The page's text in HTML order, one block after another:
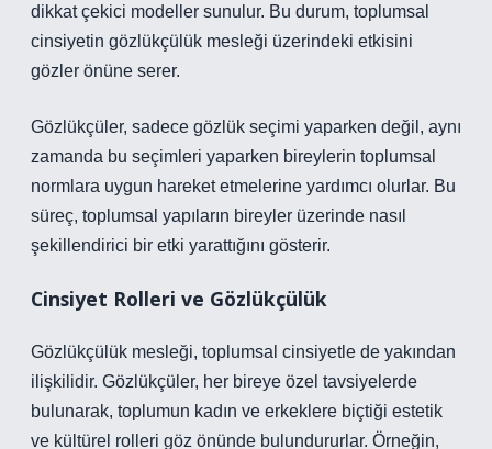
dikkat çekici modeller sunulur. Bu durum, toplumsal
cinsiyetin gözlükçülük mesleği üzerindeki etkisini
gözler önüne serer.
Gözlükçüler, sadece gözlük seçimi yaparken değil, aynı
zamanda bu seçimleri yaparken bireylerin toplumsal
normlara uygun hareket etmelerine yardımcı olurlar. Bu
süreç, toplumsal yapıların bireyler üzerinde nasıl
şekillendirici bir etki yarattığını gösterir.
Cinsiyet Rolleri ve Gözlükçülük
Gözlükçülük mesleği, toplumsal cinsiyetle de yakından
ilişkilidir. Gözlükçüler, her bireye özel tavsiyelerde
bulunarak, toplumun kadın ve erkeklere biçtiği estetik
ve kültürel rolleri göz önünde bulundururlar. Örneğin,